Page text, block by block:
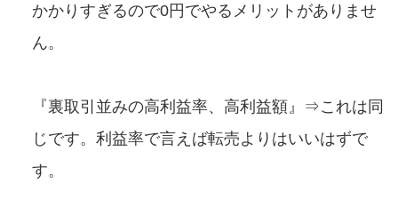
かかりすぎるので0円でやるメリットがありませ
ん。
『裏取引並みの高利益率、高利益額』⇒これは同
じです。利益率で言えば転売よりはいいはずで
す。